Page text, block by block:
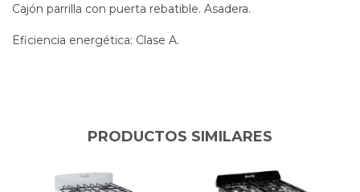
Cajón parrilla con puerta rebatible. Asadera.
Eficiencia energética: Clase A.
PRODUCTOS SIMILARES